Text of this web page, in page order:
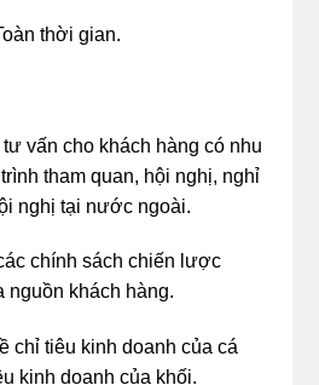
thời gian.
vấn cho khách hàng có nhu
tham quan, hội nghị, nghỉ
nghị tại nước ngoài.
chính sách chiến lược
nguồn khách hàng.
chỉ tiêu kinh doanh của cá
kinh doanh của khối.